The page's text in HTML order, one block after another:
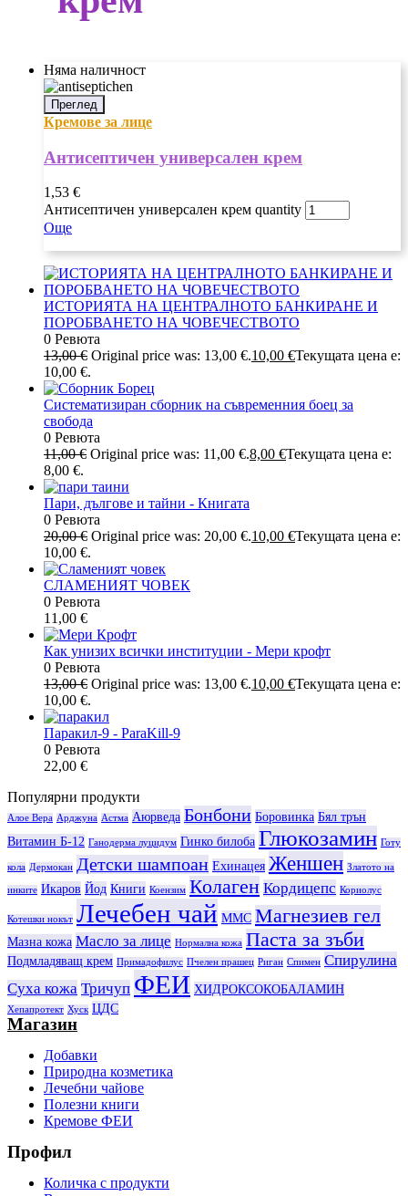
Няма наличност
Преглед
Кремове за лице
Антисептичен универсален крем
1,53 €
Антисептичен универсален крем quantity
Още
ИСТОРИЯТА НА ЦЕНТРАЛНОТО БАНКИРАНЕ И
ПОРОБВАНЕТО НА ЧОВЕЧЕСТВОТО
0 Ревюта
13,00€ Original price was: 13,00 €.10,00 €Текущата цена е:
10,00 €.
Систематизиран сборник на съвременния боец за
свобода
0 Ревюта
11,00€ Original price was: 11,00 €.8,00 €Текущата цена е:
8,00 €.
Пари, дългове и тайни - Книгата
0 Ревюта
20,00€ Original price was: 20,00 €.10,00 €Текущата цена е:
10,00 €.
СЛАМЕНИЯТ ЧОВЕК
0 Ревюта
11,00 €
Как унизих всички институции - Мери крофт
0 Ревюта
13,00€ Original price was: 13,00 €.10,00 €Текущата цена е:
10,00 €.
Паракил-9 - ParaKill-9
0 Ревюта
22,00 €
Популярни продукти
Алое Вера Арджуна Астма Аюрведа Бонбони Боровинка Бял трън
Витамин Б-12 Ганодерма луцидум Гинко билоба Глюкозамин Готу
кола Дермокан Детски шампоан Ехинацея Женшен Златото на
инките Икаров Йод Книги Коензим Колаген Кордицепс Кориолус
Котешки нокът Лечебен чай ММС Магнезиев гел
Мазна кожа Масло за лице Нормална кожа Паста за зъби
Подмладяващ крем Примадофилус Пчелен прашец Риган Спимен Спирулина
Суха кожа Тричуп ФЕИ ХИДРОКСОКОБАЛАМИН
Хепапротект Хуск ЦДС
Магазин
Добавки
Природна козметика
Лечебни чайове
Полезни книги
Кремове ФЕИ
Профил
Количка с продукти